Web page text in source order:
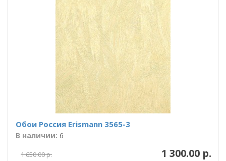
Обои Россия Erismann 3565-3
В наличии: 6
1 300.00 р.
1 650.00 р.